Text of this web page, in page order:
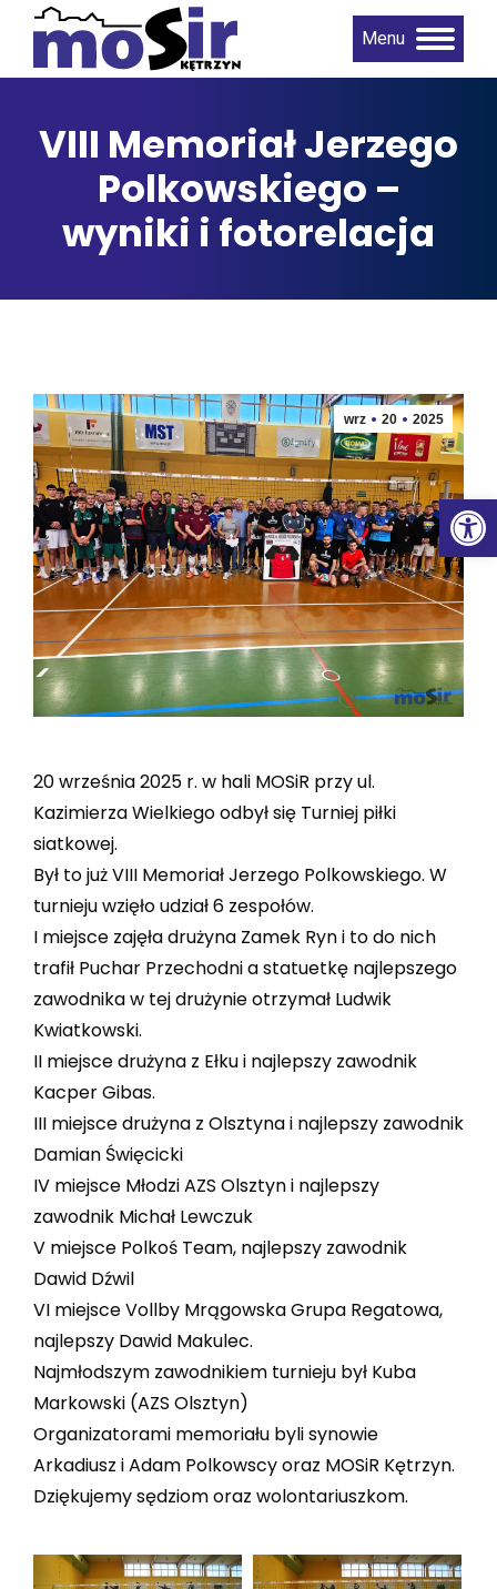
Menu
VIII Memoriał Jerzego
Polkowskiego –
wyniki i fotorelacja
wrz 20 2025
20 września 2025 r. w hali MOSiR przy ul.
Kazimierza Wielkiego odbył się Turniej piłki
siatkowej.
Był to już VIII Memoriał Jerzego Polkowskiego. W
turnieju wzięło udział 6 zespołów.
I miejsce zajęła drużyna Zamek Ryn i to do nich
trafił Puchar Przechodni a statuetkę najlepszego
zawodnika w tej drużynie otrzymał Ludwik
Kwiatkowski.
II miejsce drużyna z Ełku i najlepszy zawodnik
Kacper Gibas.
III miejsce drużyna z Olsztyna i najlepszy zawodnik
Damian Święcicki
IV miejsce Młodzi AZS Olsztyn i najlepszy
zawodnik Michał Lewczuk
V miejsce Polkoś Team, najlepszy zawodnik
Dawid Dźwil
VI miejsce Vollby Mrągowska Grupa Regatowa,
najlepszy Dawid Makulec.
Najmłodszym zawodnikiem turnieju był Kuba
Markowski (AZS Olsztyn)
Organizatorami memoriału byli synowie
Arkadiusz i Adam Polkowscy oraz MOSiR Kętrzyn.
Dziękujemy sędziom oraz wolontariuszkom.